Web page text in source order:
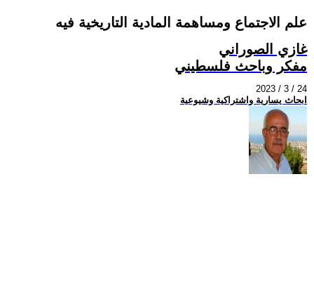
علم الاجتماع ومساهمة المادية التاريخية فيه
غازي الصوراني
مفكر وباحث فلسطيني
2023 / 3 / 24
ابحاث يسارية واشتراكية وشيوعية